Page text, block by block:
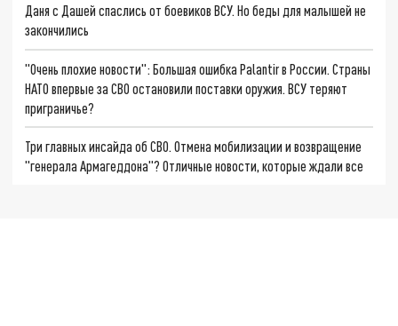
Даня с Дашей спаслись от боевиков ВСУ. Но беды для малышей не
закончились
"Очень плохие новости": Большая ошибка Palantir в России. Страны
НАТО впервые за СВО остановили поставки оружия. ВСУ теряют
приграничье?
Три главных инсайда об СВО. Отмена мобилизации и возвращение
"генерала Армагеддона"? Отличные новости, которые ждали все